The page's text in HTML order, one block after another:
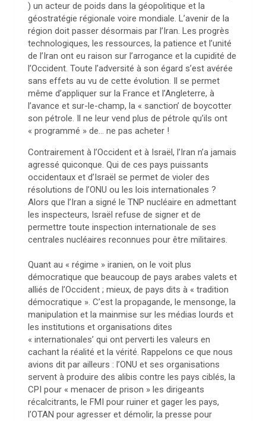
) un acteur de poids dans la géopolitique et la
géostratégie régionale voire mondiale. L’avenir de la
région doit passer désormais par l’Iran. Les progrès
technologiques, les ressources, la patience et l’unité
de l’Iran ont eu raison sur l’arrogance et la cupidité de
l’Occident. Toute l’adversité à son égard s’est avérée
sans effets au vu de cette évolution. Il se permet
même d’appliquer sur la France et l’Angleterre, à
l’avance et sur-le-champ, la « sanction’ de boycotter
son pétrole. Il ne leur vend plus de pétrole qu’ils ont
« programmé » de… ne pas acheter !
Contrairement à l’Occident et à Israël, l’Iran n’a jamais
agressé quiconque. Qui de ces pays puissants
occidentaux et d’Israël se permet de violer des
résolutions de l’ONU ou les lois internationales ?
Alors que l’Iran a signé le TNP nucléaire en admettant
les inspecteurs, Israël refuse de signer et de
permettre toute inspection internationale de ses
centrales nucléaires reconnues pour être militaires.
Quant au « régime » iranien, on le voit plus
démocratique que beaucoup de pays arabes valets et
alliés de l’Occident ; mieux, de pays dits à « tradition
démocratique ». C’est la propagande, le mensonge, la
manipulation et la mainmise sur les médias lourds et
les institutions et organisations dites
« internationales’ qui ont perverti les valeurs en
cachant la réalité et la vérité. Rappelons ce que nous
avions dit par ailleurs : l’ONU et ses organisations
servent à produire des alibis contre les pays ciblés, la
CPI pour « menacer de prison » les dirigeants
récalcitrants, le FMI pour ruiner et gager les pays,
l’OTAN pour agresser et démolir, la presse pour